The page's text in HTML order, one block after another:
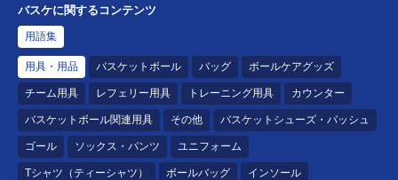
バスケに関するコンテンツ
用語集
用具・用品 バスケットボール バッグ ボールケアグッズ
チーム用具 レフェリー用具 トレーニング用具 カウンター
バスケットボール関連用具 その他 バスケットシューズ・バッシュ
ゴール ソックス・パンツ ユニフォーム
Tシャツ（ティーシャツ） ボールバッグ インソール